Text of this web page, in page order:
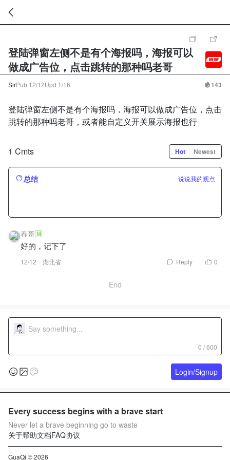
登陆弹窗左侧不是有个海报吗，海报可以
做成广告位，点击跳转的那种吗老哥
SirPub 12/12Upd 1/16 143
登陆弹窗左侧不是有个海报吗，海报可以做成广告位，点击
跳转的那种吗老哥，或者能自定义开关展示海报也行
1 Cmts Hot Newest
总结 说说我的观点
春哥M
好的，记下了
12/12 湖北省 Reply 0
End
0 / 600
Login/Signup
Every success begins with a brave start
Never let a brave beginning go to waste
关于帮助文档FAQ协议
GuaQi © 2026